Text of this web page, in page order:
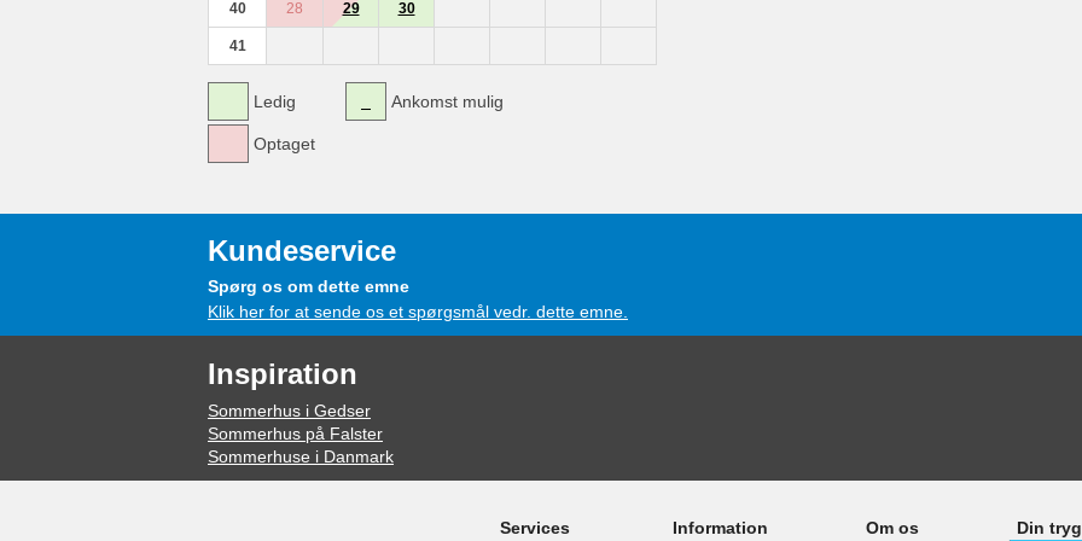
40 28 29 30
41
Ledig
Optaget
Ankomst mulig
Kundeservice
Spørg os om dette emne
Klik her for at sende os et spørgsmål vedr. dette emne.
Inspiration
Sommerhus i Gedser
Sommerhus på Falster
Sommerhuse i Danmark
Services Information Om os Din